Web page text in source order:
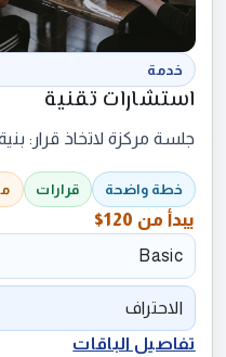
خدمة
استشارات تقنية
جلسة مركزة لاتخاذ قرار:
خطة واضحة قرارات
يبدأ من 120$
Basic
الاحتراف
تفاصيل الباقات